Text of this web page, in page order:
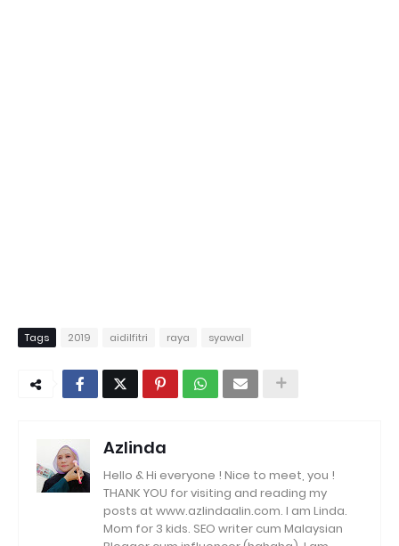
Tags 2019 aidilfitri raya syawal
Azlinda
Hello & Hi everyone ! Nice to meet, you !
THANK YOU for visiting and reading my
posts at www.azlindaalin.com. I am Linda.
Mom for 3 kids. SEO writer cum Malaysian